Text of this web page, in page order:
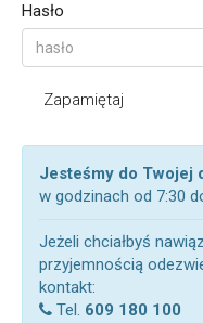
Hasło
Zapamiętaj
Jesteśmy do Twojej
w godzinach od 7:30
Jeżeli chciałbyś
przyjemnością
kontakt:
Tel. 609 180 100